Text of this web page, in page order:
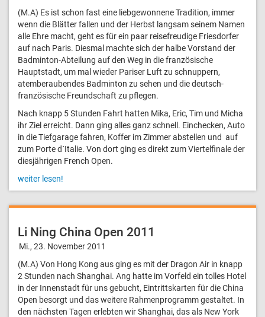
(M.A) Es ist schon fast eine liebgewonnene Tradition, immer
wenn die Blätter fallen und der Herbst langsam seinem Namen
alle Ehre macht, geht es für ein paar reisefreudige Friesdorfer
auf nach Paris. Diesmal machte sich der halbe Vorstand der
Badminton-Abteilung auf den Weg in die französische
Hauptstadt, um mal wieder Pariser Luft zu schnuppern,
atemberaubendes Badminton zu sehen und die deutsch-
französische Freundschaft zu pflegen.
Nach knapp 5 Stunden Fahrt hatten Mika, Eric, Tim und Micha
ihr Ziel erreicht. Dann ging alles ganz schnell. Einchecken, Auto
in die Tiefgarage fahren, Koffer im Zimmer abstellen und auf
zum Porte d´Italie. Von dort ging es direkt zum Viertelfinale der
diesjährigen French Open.
weiter lesen!
Li Ning China Open 2011
Mi., 23. November 2011
(M.A) Von Hong Kong aus ging es mit der Dragon Air in knapp
2 Stunden nach Shanghai. Ang hatte im Vorfeld ein tolles Hotel
in der Innenstadt für uns gebucht, Eintrittskarten für die China
Open besorgt und das weitere Rahmenprogramm gestaltet. In
den nächsten Tagen erlebten wir Shanghai, das als New York